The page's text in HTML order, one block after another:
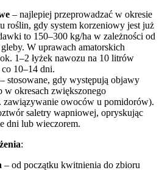
– najlepiej przeprowadzać w okresie
roślin, gdy system korzeniowy jest już
to 150–300 kg/ha w zależności od
W uprawach amatorskich
1–2 łyżek nawozu na 10 litrów
10–14 dni.
– stosowane, gdy występują objawy
w okresach zwiększonego
zawiązywanie owoców u pomidorów).
saletry wapniowej, opryskując
dni lub wieczorem.
:
– od początku kwitnienia do zbioru